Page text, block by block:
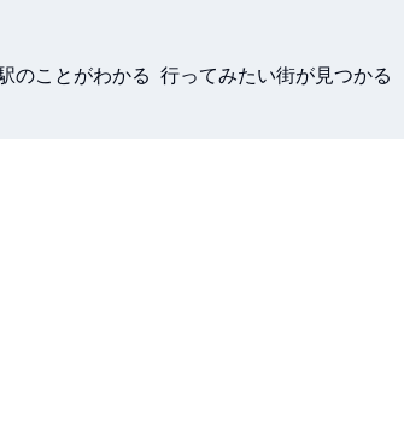
のことがわかる 行ってみたい街が見つかる